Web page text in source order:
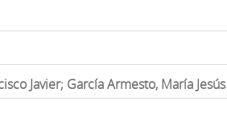
Javier; García Armesto, María Jesús